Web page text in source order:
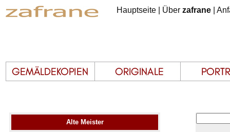
Hauptseite Über zafrane
Alte Meister